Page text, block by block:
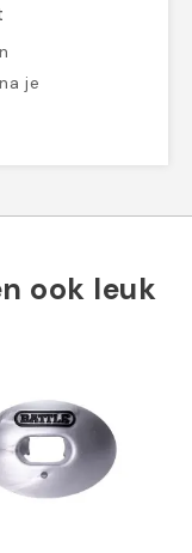
je
ook leuk